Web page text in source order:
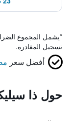
*يشمل المجموع
تسجيل المغادرة.
أفضل سعر
حول ذا